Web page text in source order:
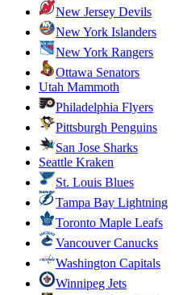
New Jersey Devils
New York Islanders
New York Rangers
Ottawa Senators
Utah Mammoth
Philadelphia Flyers
Pittsburgh Penguins
San Jose Sharks
Seattle Kraken
St. Louis Blues
Tampa Bay Lightning
Toronto Maple Leafs
Vancouver Canucks
Washington Capitals
Winnipeg Jets